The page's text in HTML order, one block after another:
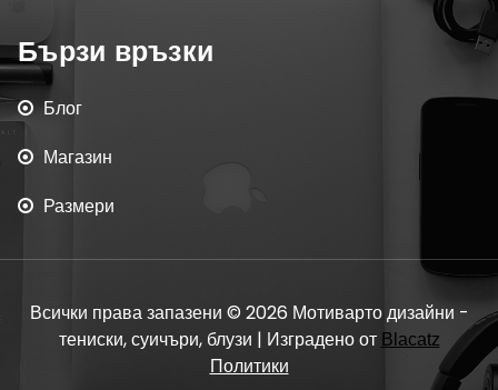
Бързи връзки
Блог
Магазин
Размери
Всички права запазени © 2026 Мотиварто дизайни -
тениски, суичъри, блузи | Изградено от Blacatz
Политики